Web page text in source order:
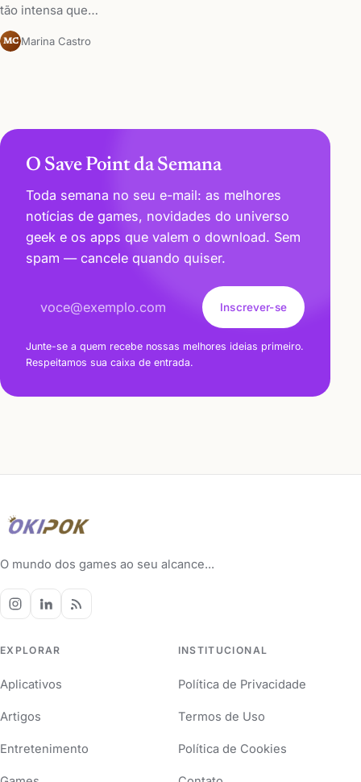
tão intensa que…
MC Marina Castro
O Save Point da Semana
Toda semana no seu e-mail: as melhores
notícias de games, novidades do universo
geek e os apps que valem o download. Sem
spam — cancele quando quiser.
Inscrever-se
Junte-se a quem recebe nossas melhores ideias primeiro.
Respeitamos sua caixa de entrada.
O mundo dos games ao seu alcance...
EXPLORAR
Aplicativos
Artigos
Entretenimento
INSTITUCIONAL
Política de Privacidade
Termos de Uso
Política de Cookies